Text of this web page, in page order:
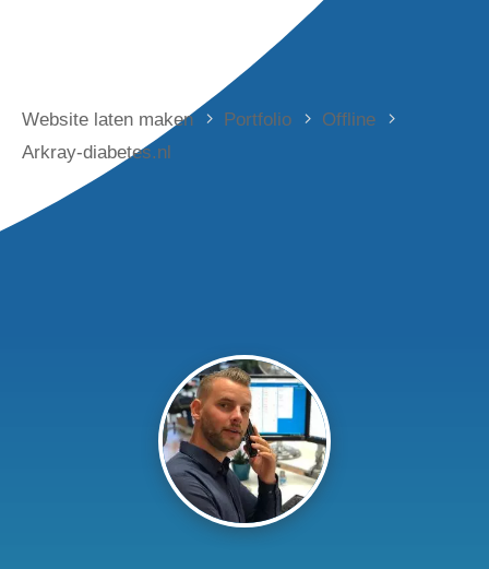
Website laten maken Portfolio
Offline
Arkray-diabetes.nl